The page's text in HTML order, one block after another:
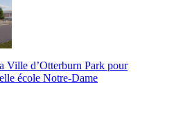
Ville d’Otterburn Park pour
école Notre-Dame